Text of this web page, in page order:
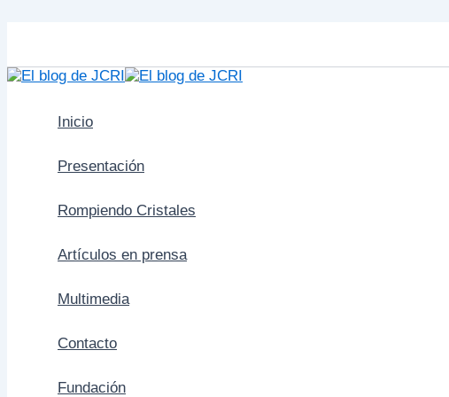
Inicio
Presentación
Rompiendo Cristales
Artículos en prensa
Multimedia
Contacto
Fundación